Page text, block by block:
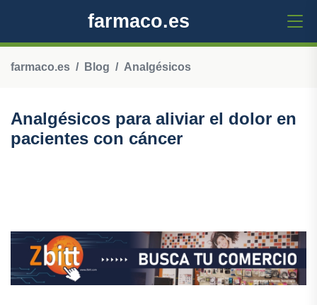
farmaco.es
farmaco.es Blog Analgésicos
Analgésicos para aliviar el dolor en
pacientes con cáncer